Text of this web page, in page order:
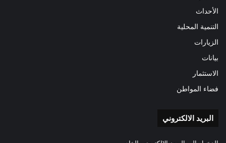
الأحداث
التنمية المحلية
الزيارات
بيانات
الاستثمار
فضاء المواطن
البريد الالكتروني